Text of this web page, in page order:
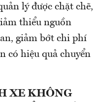
lý được chặt chẽ,
thiểu nguồn
giảm bớt chi phí
có hiệu quả chuyển
XE KHÔNG